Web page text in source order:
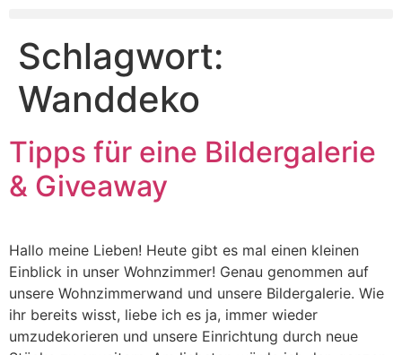
Schlagwort:
Wanddeko
Tipps für eine Bildergalerie
& Giveaway
Hallo meine Lieben! Heute gibt es mal einen kleinen
Einblick in unser Wohnzimmer! Genau genommen auf
unsere Wohnzimmerwand und unsere Bildergalerie. Wie
ihr bereits wisst, liebe ich es ja, immer wieder
umzudekorieren und unsere Einrichtung durch neue